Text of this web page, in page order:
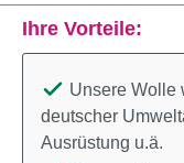
Ihre Vorteile:
Unsere Wolle
deutscher
Ausrüstung u.ä.